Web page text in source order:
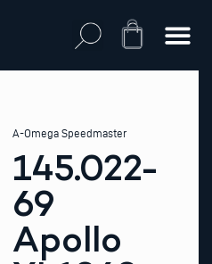
Cart
A-Omega Speedmaster
145.022-
69
Apollo